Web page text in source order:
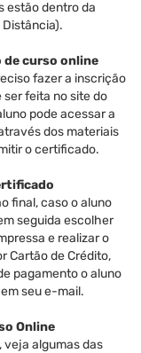
estão dentro da
Distância).
curso online
fazer a inscrição
ser feita no site do
pode acessar a
dos materiais
o certificado.
final, caso o aluno
seguida escolher
e realizar o
Cartão de Crédito,
pagamento o aluno
seu e-mail.
Online
veja algumas das